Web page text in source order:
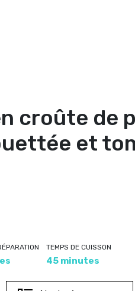
croûte de
et
TEMPS DE CUISSON
45 minutes